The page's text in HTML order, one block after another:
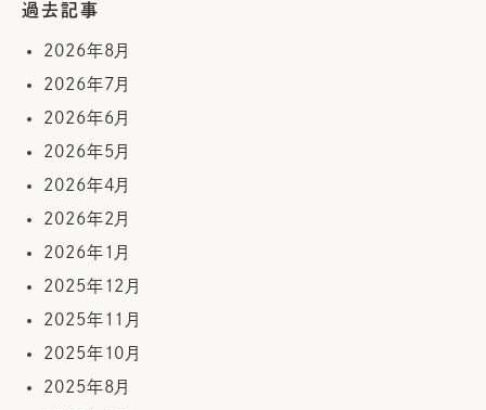
過去記事
2026年8月
2026年7月
2026年6月
2026年5月
2026年4月
2026年2月
2026年1月
2025年12月
2025年11月
2025年10月
2025年8月